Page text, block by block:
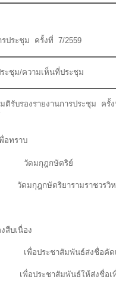
ประชุม ครั้งที่ 7/2559
ระชุม/ความเห็นที่ประชุม
ติรับรองรายงานการประชุม ค
อทราบ
วัดมกุฎกษัตริย์
วัดมกุฎกษัตริยารามราชวรวิห
เนื่อง
พื่อประชาสัมพันธ์ส่งชื่อคัดเลื
เพื่อประชาสัมพันธ์ให้ส่งชื่อเพื่